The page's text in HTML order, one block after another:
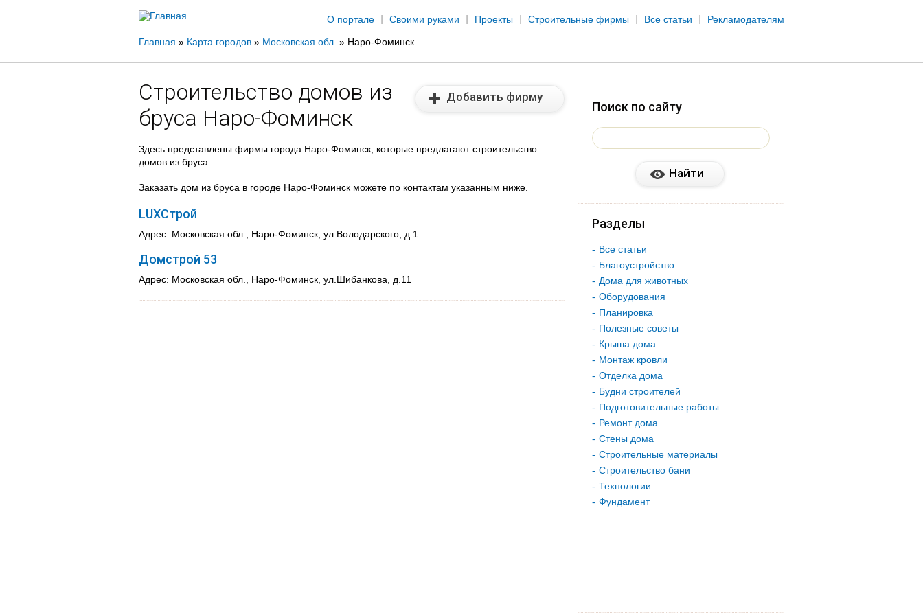
О портале
Своими руками Проекты Строительные фирмы Все статьи Рекламодателям
Вы
здесь
Главная » Карта городов » Московская обл. » Наро-Фоминск
Строительство домов из
бруса Наро-Фоминск
Добавить фирму
Здесь представлены фирмы города Наро-Фоминск, которые предлагают строительство
домов из бруса.
Заказать дом из бруса в городе Наро-Фоминск можете по контактам указанным ниже.
LUXСтрой
Адрес: Московская обл., Наро-Фоминск, ул.Володарского, д.1
Домстрой 53
Адрес: Московская обл., Наро-Фоминск, ул.Шибанкова, д.11
Поиск по сайту
Разделы
Все статьи
Благоустройство
Дома для животных
Оборудования
Планировка
Полезные советы
Крыша дома
Монтаж кровли
Отделка дома
Будни строителей
Подготовительные работы
Ремонт дома
Стены дома
Строительные материалы
Строительство бани
Технологии
Фундамент